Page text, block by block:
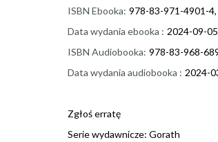
ISBN Ebooka: 978-83-971-4901-
Data wydania ebooka : 2024-09-05
ISBN Audiobooka: 978-83-968-
Data wydania audiobooka : 2024-
Zgłoś erratę
Serie wydawnicze: Gorath